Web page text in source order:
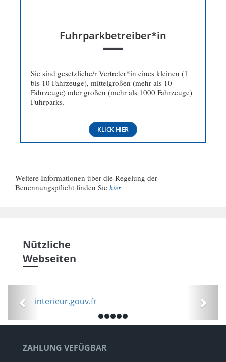
Fuhrparkbetreiber*in
Sie sind gesetzliche/r Vertreter*in eines kleinen (1
bis 10 Fahrzeuge), mittelgroßen (mehr als 10
Fahrzeuge) oder großen (mehr als 1000 Fahrzeuge)
Fuhrparks.
KLICK HIER
Weitere Informationen über die Regelung der
Benennungspflicht finden Sie hier
Nützliche
Webseiten
interieur.gouv.fr
ZAHLUNG VEFÜGBAR